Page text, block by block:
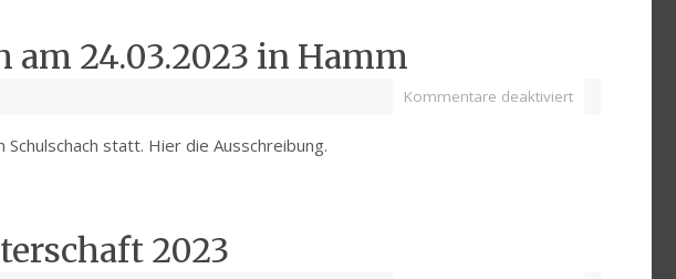
am 24.03.2023 in Hamm
Kommentare deaktiviert
statt. Hier die Ausschreibung.
2023